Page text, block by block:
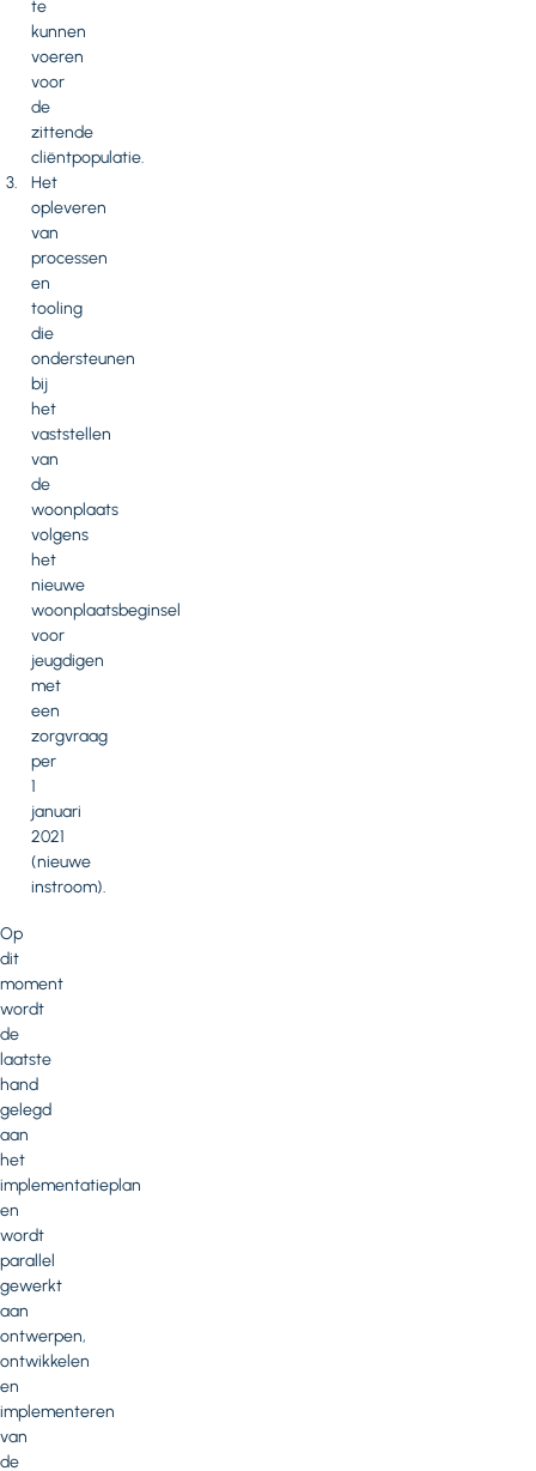
te
kunnen
voeren
voor
de
zittende
cliëntpopulatie.
Het
opleveren
van
processen
en
tooling
die
ondersteunen
bij
het
vaststellen
van
de
woonplaats
volgens
het
nieuwe
woonplaatsbeginsel
voor
jeugdigen
met
een
zorgvraag
per
1
januari
2021
(nieuwe
instroom).
Op
dit
moment
wordt
de
laatste
hand
gelegd
aan
het
implementatieplan
en
wordt
parallel
gewerkt
aan
ontwerpen,
ontwikkelen
en
implementeren
van
de